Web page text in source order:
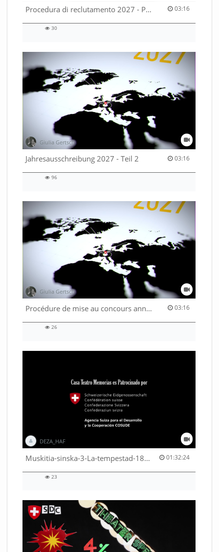
Procedura di reclutamento 2027 - Parte 2 03:16
03:16 duration
30
Giulia Gertsch
Jahresausschreibung 2027 - Teil 2 03:16
03:16 duration
96
Giulia Gertsch
Procédure de mise au concours annuelle 2027 - Part. 2 03:16
03:16 duration
26
DEZA_HAF
Muskitia-sinska-3-La-tempestad-18-9-2018-53530245080001791 01:32:24
01:32:24 duration
23